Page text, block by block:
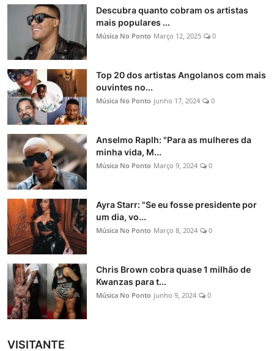
Descubra quanto cobram os artistas
mais populares ...
Música No Ponto Março 12, 2025 0
Top 20 dos artistas Angolanos com mais
ouvintes no...
Música No Ponto junho 17, 2024 0
Anselmo Raplh: "Para as mulheres da
minha vida, M...
Música No Ponto Março 9, 2024 0
Ayra Starr: "Se eu fosse presidente por
um dia, vo...
Música No Ponto Março 8, 2024 0
Chris Brown cobra quase 1 milhão de
Kwanzas para t...
Música No Ponto junho 9, 2024 0
VISITANTE